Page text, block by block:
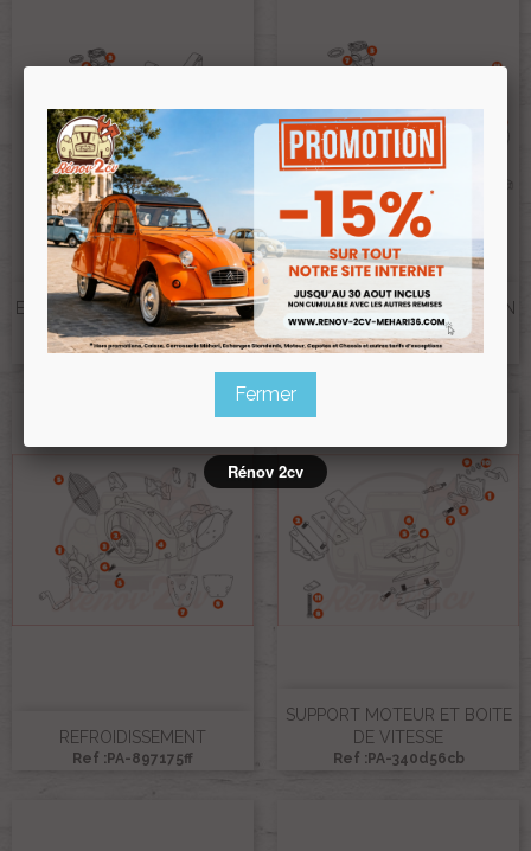
ELEMENTS DE LUBRIFICATION
SANS FILTRE A HUILE
Ref :PA-a0b64c90
ELEMENTS DE LUBRIFICATION
MOTEUR M28/M281
Ref :PA-4096acfb
REFROIDISSEMENT
Ref :PA-897175ff
SUPPORT MOTEUR ET BOITE
DE VITESSE
Ref :PA-340d56cb
Fermer
Rénov 2cv